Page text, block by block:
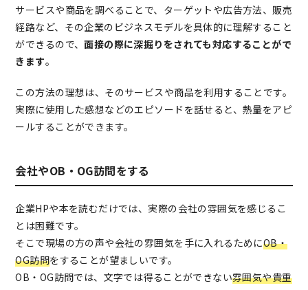
サービスや商品を調べることで、ターゲットや広告方法、販売
経路など、その企業のビジネスモデルを具体的に理解すること
ができるので、面接の際に深掘りをされても対応することがで
きます。
この方法の理想は、そのサービスや商品を利用することです。
実際に使用した感想などのエピソードを話せると、熱量をアピ
ールすることができます。
会社やOB・OG訪問をする
企業HPや本を読むだけでは、実際の会社の雰囲気を感じるこ
とは困難です。
そこで現場の方の声や会社の雰囲気を手に入れるためにOB・
OG訪問をすることが望ましいです。
OB・OG訪問では、文字では得ることができない雰囲気や貴重